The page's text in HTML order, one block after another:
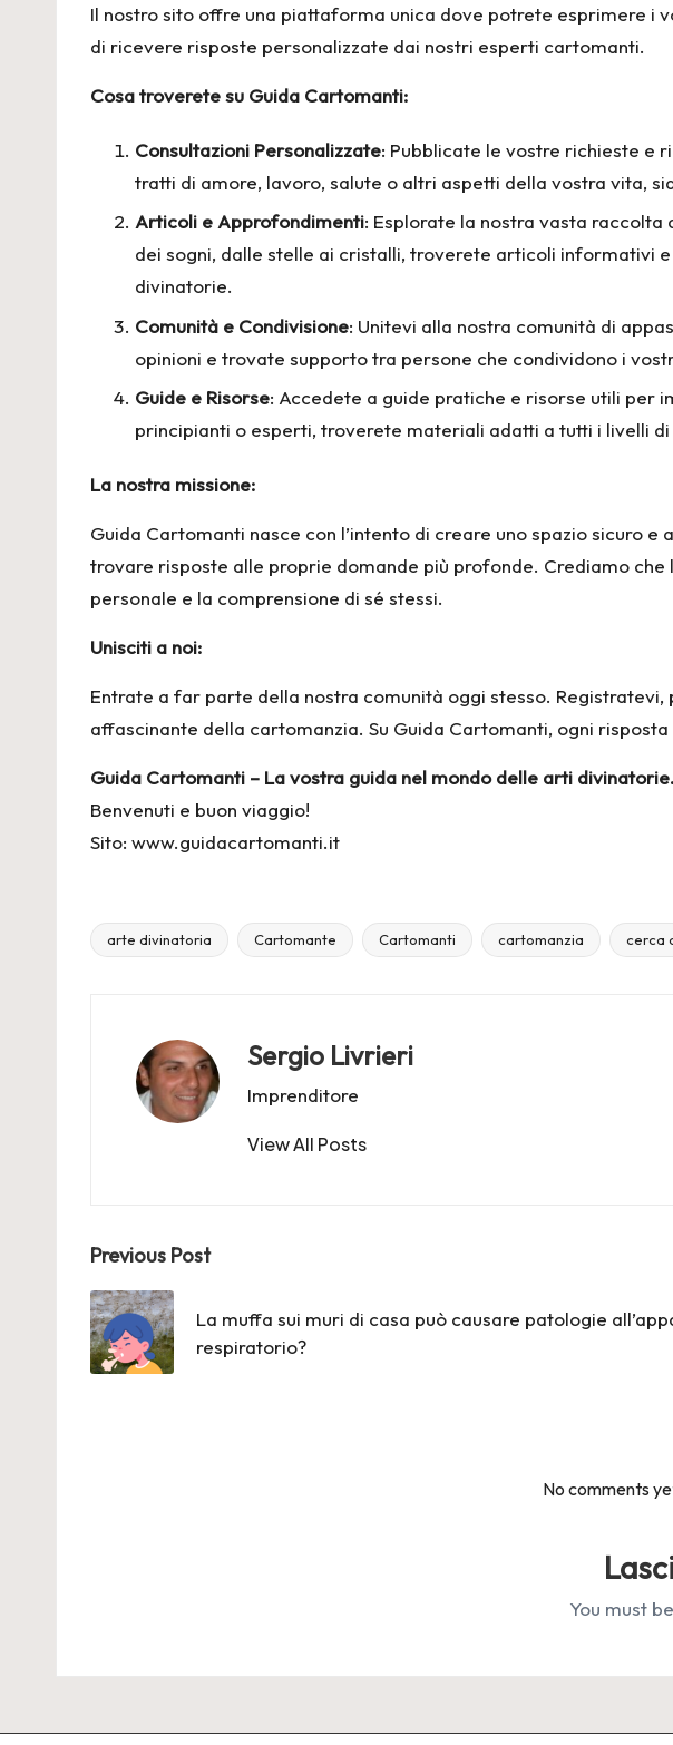
Il nostro sito offre una piattaforma unica dove potrete esprimere i
di ricevere risposte personalizzate dai nostri esperti cartomanti.
Cosa troverete su Guida Cartomanti:
Consultazioni Personalizzate: Pubblicate le vostre richieste e
tratti di amore, lavoro, salute o altri aspetti della vostra vita,
Articoli e Approfondimenti: Esplorate la nostra vasta
dei sogni, dalle stelle ai cristalli, troverete articoli informativi
divinatorie.
Comunità e Condivisione: Unitevi alla nostra comunità di
opinioni e trovate supporto tra persone che condividono i
Guide e Risorse: Accedete a guide pratiche e risorse utili per
principianti o esperti, troverete materiali adatti a tutti i livelli di
La nostra missione:
Guida Cartomanti nasce con l’intento di creare uno spazio sicuro
trovare risposte alle proprie domande più profonde. Crediamo
personale e la comprensione di sé stessi.
Unisciti a noi:
Entrate a far parte della nostra comunità oggi stesso.
affascinante della cartomanzia. Su Guida Cartomanti, ogni
Guida Cartomanti – La vostra guida nel mondo delle arti divinatorie.
Benvenuti e buon viaggio!
Sito: www.guidacartomanti.it
Tags:
arte divinatoria Cartomante Cartomanti cartomanzia cerca
Sergio Livrieri
Imprenditore
View All Posts
Post
navigation
Previous Post
La muffa sui muri di casa può causare patologie
respiratorio?
No comments
You must be